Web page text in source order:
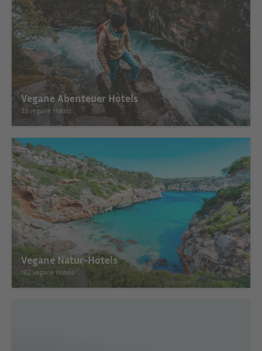
Vegane Abenteuer Hotels
33 vegane Hotels
Vegane Natur-Hotels
182 vegane Hotels